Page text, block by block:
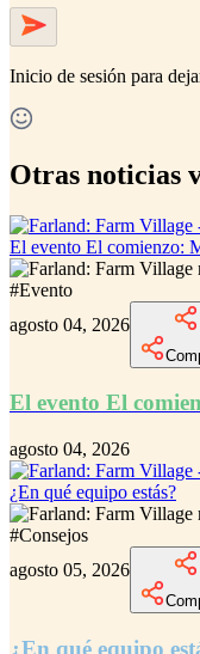
Inicio de sesión para
Otras noticias
El evento El comienzo:
#Evento
agosto 04, 2026
El evento El
agosto 04, 2026
¿En qué equipo estás?
#Consejos
agosto 05, 2026
¿En qué equipo